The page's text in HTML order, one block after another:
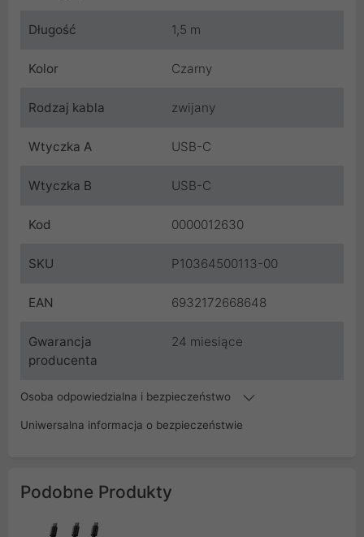
Długość 1,5 m
Kolor Czarny
Rodzaj kabla zwijany
Wtyczka A USB-C
Wtyczka B USB-C
Kod 0000012630
SKU P10364500113-00
EAN 6932172668648
Gwarancja
producenta
24 miesiące
Osoba odpowiedzialna i bezpieczeństwo
Uniwersalna informacja o bezpieczeństwie
Podobne Produkty